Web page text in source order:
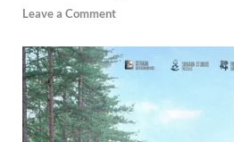
Leave a Comment